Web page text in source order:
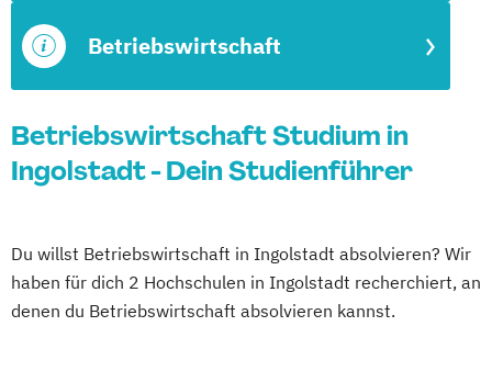
Betriebswirtschaft
Betriebswirtschaft Studium in
Ingolstadt - Dein Studienführer
Du willst Betriebswirtschaft in Ingolstadt absolvieren? Wir
haben für dich 2 Hochschulen in Ingolstadt recherchiert, an
denen du Betriebswirtschaft absolvieren kannst.